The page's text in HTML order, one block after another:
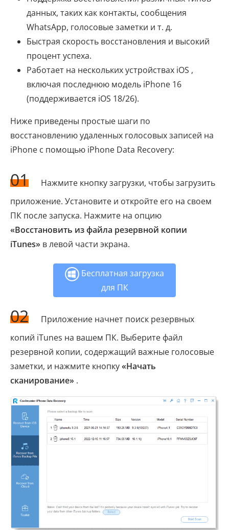
данных, таких как контакты, сообщения
WhatsApp, голосовые заметки и т. д.
Быстрая скорость восстановления и высокий
процент успеха.
Работает на нескольких устройствах iOS ,
включая последнюю модель iPhone 16
(поддерживается iOS 18/26).
Ниже приведены простые шаги по
восстановлению удаленных голосовых записей на
iPhone с помощью iPhone Data Recovery:
01
Нажмите кнопку загрузки, чтобы загрузить
приложение. Установите и откройте его на своем
ПК после запуска. Нажмите на опцию
«Восстановить из файла резервной копии
iTunes» в левой части экрана.
Бесплатная загрузка
для ПК
02
Приложение начнет поиск резервных
копий iTunes на вашем ПК. Выберите файл
резервной копии, содержащий важные голосовые
заметки, и нажмите кнопку«Начать
сканирование» .